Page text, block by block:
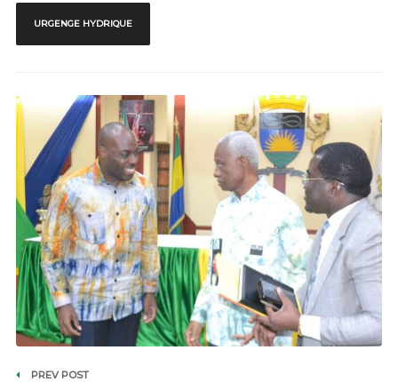
URGENGE HYDRIQUE
PREV POST